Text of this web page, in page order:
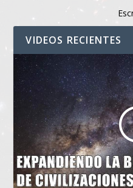
VIDEOS RECIENTES